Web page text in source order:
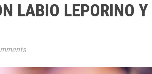
LABIO LEPORINO Y